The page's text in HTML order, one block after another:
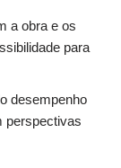
a obra e os
para
desempenho
perspectivas